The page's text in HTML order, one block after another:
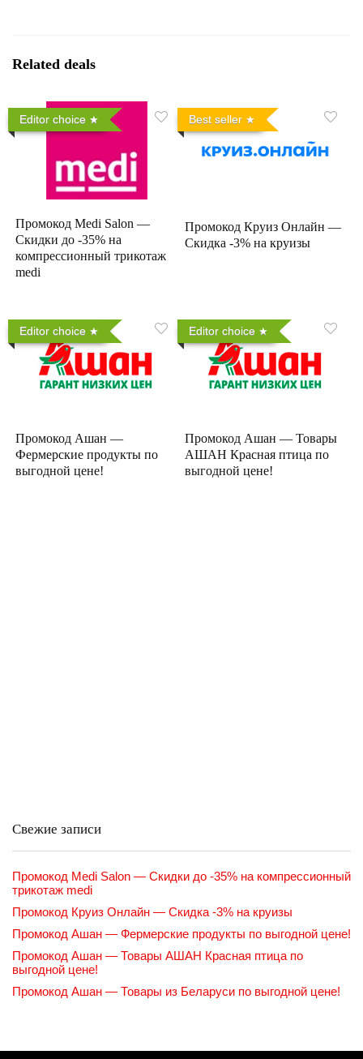
Related deals
Editor choice
Промокод Medi Salon —
Скидки до -35% на
компрессионный трикотаж
medi
Best seller
Промокод Круиз Онлайн —
Скидка -3% на круизы
Editor choice
Промокод Ашан —
Фермерские продукты по
выгодной цене!
Editor choice
Промокод Ашан — Товары
АШАН Красная птица по
выгодной цене!
Свежие записи
Промокод Medi Salon — Скидки до -35% на компрессионный
трикотаж medi
Промокод Круиз Онлайн — Скидка -3% на круизы
Промокод Ашан — Фермерские продукты по выгодной цене!
Промокод Ашан — Товары АШАН Красная птица по
выгодной цене!
Промокод Ашан — Товары из Беларуси по выгодной цене!